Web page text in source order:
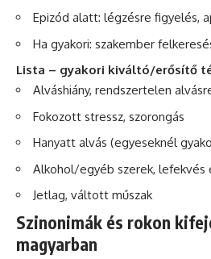
Epizód alatt: légzésre figyelés,
Ha gyakori: szakember
Lista – gyakori kiváltó/erősítő
Alváshiány, rendszertelen
Fokozott stressz, szorongás
Hanyatt alvás (egyeseknél
Alkohol/egyéb szerek, lefekvés
Jetlag, váltott műszak
Szinonimák és rokon
magyarban